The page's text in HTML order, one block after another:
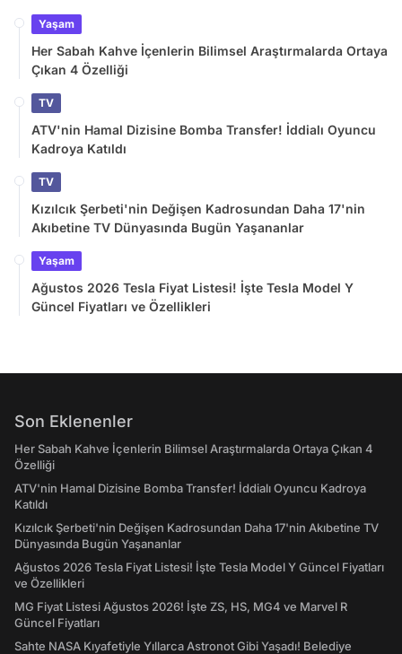
Yaşam
Her Sabah Kahve İçenlerin Bilimsel Araştırmalarda Ortaya
Çıkan 4 Özelliği
TV
ATV'nin Hamal Dizisine Bomba Transfer! İddialı Oyuncu
Kadroya Katıldı
TV
Kızılcık Şerbeti'nin Değişen Kadrosundan Daha 17'nin
Akıbetine TV Dünyasında Bugün Yaşananlar
Yaşam
Ağustos 2026 Tesla Fiyat Listesi! İşte Tesla Model Y
Güncel Fiyatları ve Özellikleri
Son Eklenenler
Her Sabah Kahve İçenlerin Bilimsel Araştırmalarda Ortaya Çıkan 4
Özelliği
ATV'nin Hamal Dizisine Bomba Transfer! İddialı Oyuncu Kadroya
Katıldı
Kızılcık Şerbeti'nin Değişen Kadrosundan Daha 17'nin Akıbetine TV
Dünyasında Bugün Yaşananlar
Ağustos 2026 Tesla Fiyat Listesi! İşte Tesla Model Y Güncel Fiyatları
ve Özellikleri
MG Fiyat Listesi Ağustos 2026! İşte ZS, HS, MG4 ve Marvel R
Güncel Fiyatları
Sahte NASA Kıyafetiyle Yıllarca Astronot Gibi Yaşadı! Belediye